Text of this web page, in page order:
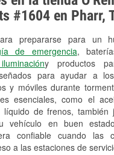
#1604 en Pharr,
prepararse para un
de emergencia,
y productos
para ayudar a
y móviles durante
esenciales, como el
líquido de frenos, también
vehículo en buen
confiable cuando las
a las estaciones de
de la luz "Check
de baterías y aceite
de bombillas de
de limpiaparabrisas
de Préstamo de
de tambores y